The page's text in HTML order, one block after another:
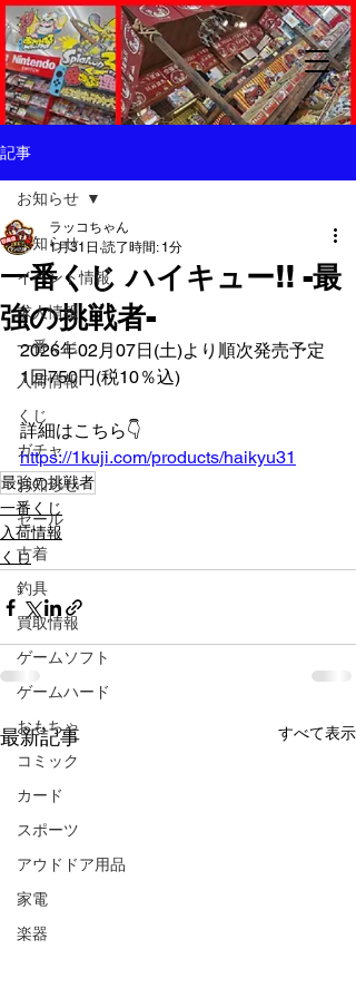
記事
お知らせ
イベント情報
求人情報
一番くじ
入荷情報
くじ
ガチャ
お知らせ
セール
古着
釣具
買取情報
ゲームソフト
ゲームハード
おもちゃ
コミック
カード
スポーツ
アウドドア用品
家電
楽器
お知らせ
一番くじ ハイキュー!! -最
強の挑戦者-
ラッコちゃん
1月31日 読了時間: 1分
2026年02月07日(土)より順次発売予定
1回750円(税10％込)
詳細はこちら👇️
https://1kuji.com/products/haikyu31
最強の挑戦者
一番くじ
入荷情報
くじ
最新記事 すべて表示